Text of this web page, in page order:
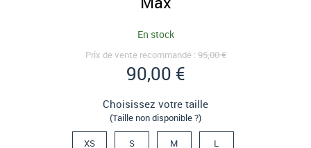
En stock
Prix de vente recommandé :95,00 €
90,00 €
Choisissez votre taille
(Taille non disponible ?)
XS S M L